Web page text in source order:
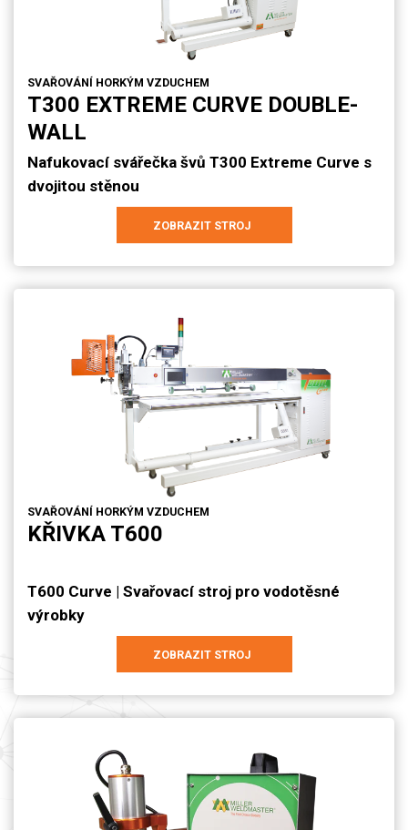
SVAŘOVÁNÍ HORKÝM VZDUCHEM
T300 EXTREME CURVE DOUBLE-
WALL
Nafukovací svářečka švů T300 Extreme Curve s
dvojitou stěnou
ZOBRAZIT STROJ
SVAŘOVÁNÍ HORKÝM VZDUCHEM
KŘIVKA T600
T600 Curve | Svařovací stroj pro vodotěsné
výrobky
ZOBRAZIT STROJ